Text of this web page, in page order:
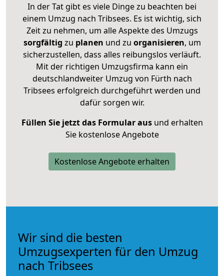
In der Tat gibt es viele Dinge zu beachten bei
einem Umzug nach Tribsees. Es ist wichtig, sich
Zeit zu nehmen, um alle Aspekte des Umzugs
sorgfältig zu planen und zu organisieren, um
sicherzustellen, dass alles reibungslos verläuft.
Mit der richtigen Umzugsfirma kann ein
deutschlandweiter Umzug von Fürth nach
Tribsees erfolgreich durchgeführt werden und
dafür sorgen wir.
Füllen Sie jetzt das Formular ausund erhalten
Sie kostenlose Angebote
Kostenlose Angebote erhalten
Wir sind die besten
Umzugsexperten für den Umzug
nach Tribsees